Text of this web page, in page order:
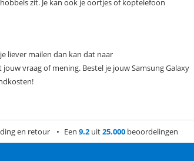
zit. Je kan ook je oortjes of koptelefoon
liever mailen dan kan dat naar
vraag of mening. Bestel je jouw Samsung Galaxy
en retour Een 9.2 uit25.000 beoordelingen